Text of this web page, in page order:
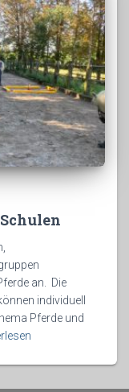
an. Die
individuell
Pferde und